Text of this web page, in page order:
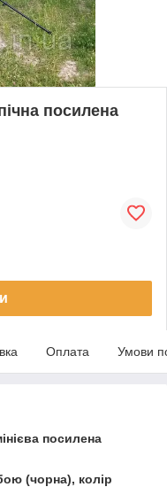
посилена
Оплата Умови
посилена
(чорна), колір